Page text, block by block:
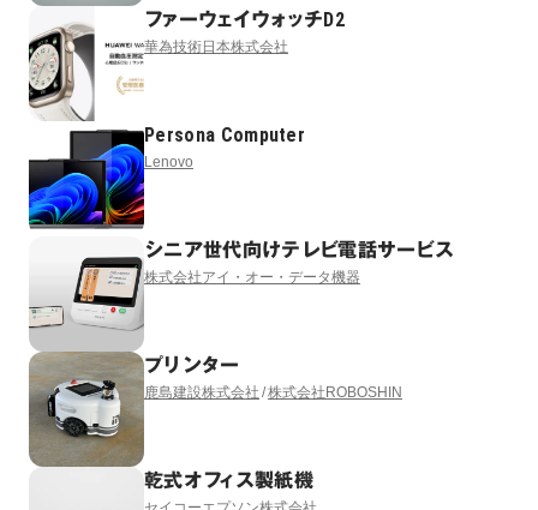
ファーウェイウォッチD2
華為技術日本株式会社
Persona Computer
Lenovo
シニア世代向けテレビ電話サービス
株式会社アイ・オー・データ機器
プリンター
鹿島建設株式会社 株式会社ROBOSHIN
乾式オフィス製紙機